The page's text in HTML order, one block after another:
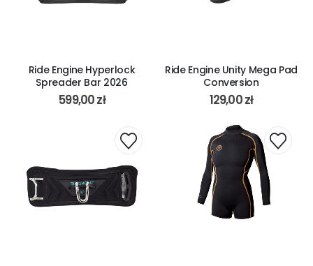
Ride Engine Hyperlock
Spreader Bar 2026
599,00zł
Ride Engine Unity Mega Pad
Conversion
129,00zł